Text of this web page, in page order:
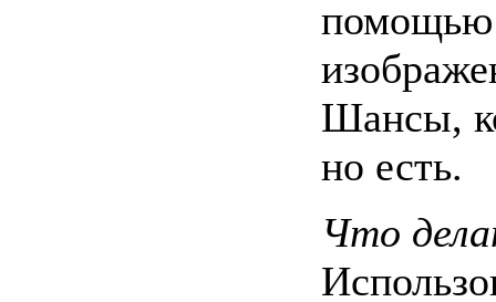
помощью
Шансы,
но есть.
Что